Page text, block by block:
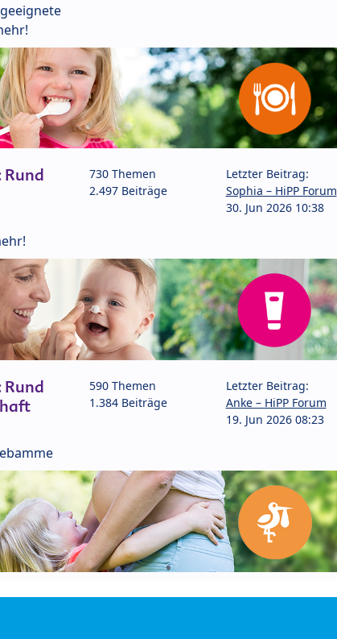
Rund
730 Themen
2.497 Beiträge
Letzter Beitrag:
Sophia – HiPP Forum
30. Jun 2026 10:38
Rund
590 Themen
1.384 Beiträge
Letzter Beitrag:
Anke – HiPP Forum
19. Jun 2026 08:23